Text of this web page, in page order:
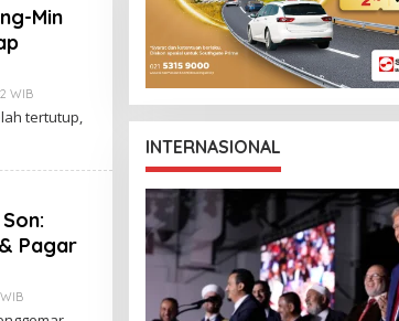
Min
WIBO
E
E
R
A
N
tertutup,
Pagar
O
INTERNASIONAL